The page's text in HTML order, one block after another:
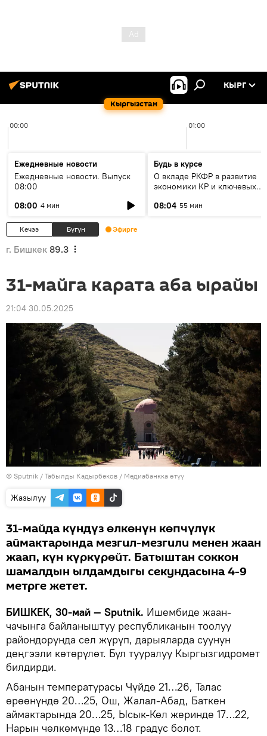
Кыргызстан
КЫРГ
00:00 01:00
Ежедневные новости
Ежедневные новости. Выпуск
08:00
08:00 4 мин
Будь в курсе
О вкладе РКФР в развитие
экономики КР и ключевых
08:04 55 мин
Кечээ Бүгүн Эфирге
г. Бишкек 89.3
31-майга карата аба ырайы
21:04 30.05.2025
© Sputnik / Табылды Кадырбеков / Медиабанкка өтүү
Жазылуу
31-майда күндүз өлкөнүн көпчүлүк
аймактарында мезгил-мезгили менен жаан
жаап, күн күркүрөйт. Батыштан соккон
шамалдын ылдамдыгы секундасына 4-9
метрге жетет.
БИШКЕК, 30-май — Sputnik. Ишембиде жаан-
чачынга байланыштуу республиканын тоолуу
райондорунда сел жүрүп, дарыяларда суунун
деңгээли көтөрүлөт. Бул тууралуу Кыргызгидромет
билдирди.
Абанын температурасы Чүйдө 21…26, Талас
өрөөнүндө 20…25, Ош, Жалал-Абад, Баткен
аймактарында 20…25, Ысык-Көл жеринде 17…22,
Нарын чөлкөмүндө 13…18 градус болот.